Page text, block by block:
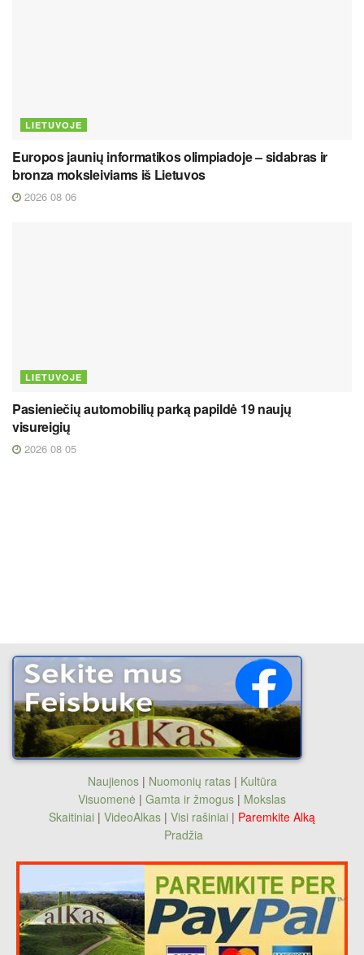
LIETUVOJE
Europos jaunių informatikos olimpiadoje – sidabras ir
bronza moksleiviams iš Lietuvos
2026 08 06
LIETUVOJE
Pasieniečių automobilių parką papildė 19 naujų
visureigių
2026 08 05
Naujienos| Nuomonių ratas| Kultūra
Visuomenė | Gamta ir žmogus | Mokslas
Skaitiniai | VideoAlkas | Visi rašiniai | Paremkite Alką
Pradžia